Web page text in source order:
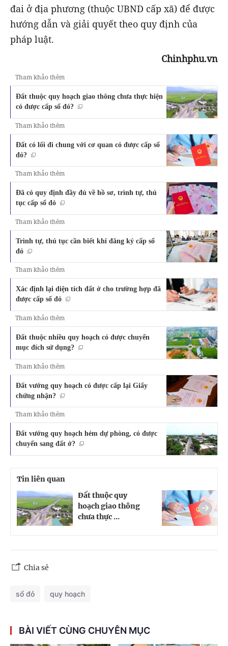
đai ở địa phương (thuộc UBND cấp xã) để được
hướng dẫn và giải quyết theo quy định của
pháp luật.
Chinhphu.vn
Tham khảo thêm
Đất thuộc quy hoạch giao thông chưa thực hiện
có được cấp sổ đỏ?
Tham khảo thêm
Đất có lối đi chung với cơ quan có được cấp sổ
đỏ?
Tham khảo thêm
Đã có quy định đầy đủ về hồ sơ, trình tự, thủ
tục cấp sổ đỏ
Tham khảo thêm
Trình tự, thủ tục cần biết khi đăng ký cấp sổ
đỏ
Tham khảo thêm
Xác định lại diện tích đất ở cho trường hợp đã
được cấp sổ đỏ
Tham khảo thêm
Đất thuộc nhiều quy hoạch có được chuyển
mục đích sử dụng?
Tham khảo thêm
Đất vướng quy hoạch có được cấp lại Giấy
chứng nhận?
Tham khảo thêm
Đất vướng quy hoạch hẻm dự phòng, có được
chuyển sang đất ở?
Tin liên quan
Đất thuộc quy
hoạch giao thông
chưa thực ...
Chia sẻ
sổ đỏ quy hoạch
BÀI VIẾT CÙNG CHUYÊN MỤC